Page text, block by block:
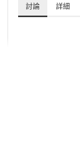
討論 詳細